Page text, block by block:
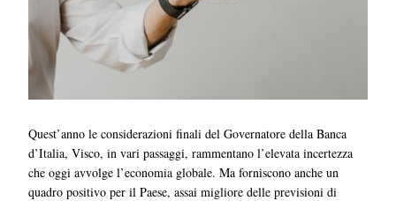
Quest’anno le considerazioni finali del Governatore della Banca
d’Italia, Visco, in vari passaggi, rammentano l’elevata incertezza
che oggi avvolge l’economia globale. Ma forniscono anche un
quadro positivo per il Paese, assai migliore delle previsioni di